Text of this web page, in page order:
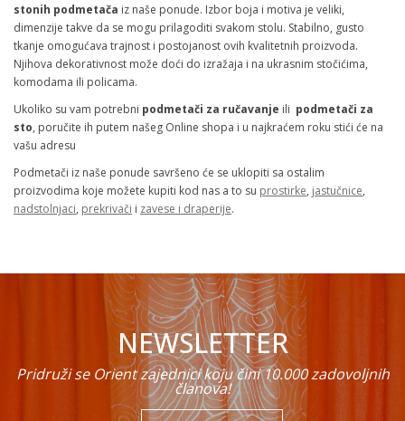
stonih podmetača iz naše ponude. Izbor boja i motiva je veliki,
dimenzije takve da se mogu prilagoditi svakom stolu. Stabilno, gusto
tkanje omogućava trajnost i postojanost ovih kvalitetnih proizvoda.
Njihova dekorativnost može doći do izražaja i na ukrasnim stočićima,
komodama ili policama.
Ukoliko su vam potrebni podmetači za ručavanje ili podmetači za
sto, poručite ih putem našeg Online shopa i u najkraćem roku stići će na
vašu adresu
Podmetači iz naše ponude savršeno će se uklopiti sa ostalim
proizvodima koje možete kupiti kod nas a to su prostirke, jastučnice,
nadstolnjaci, prekrivači i zavese i draperije.
NEWSLETTER
Pridruži se Orient zajednici koju čini 10.000 zadovoljnih
članova!